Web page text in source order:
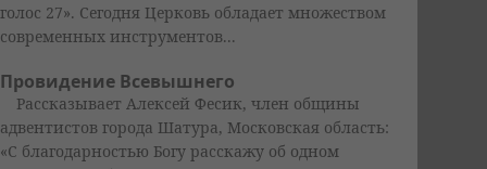
голос 27». Сегодня Церковь обладает множеством
современных инструментов...
Провидение Всевышнего
Рассказывает Алексей Фесик, член общины
адвентистов города Шатура, Московская область:
«С благодарностью Богу расскажу об одном